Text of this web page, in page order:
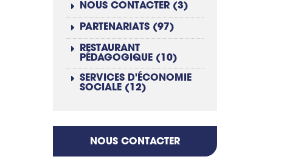
NOUS CONTACTER (3)
PARTENARIATS (97)
RESTAURANT
PÉDAGOGIQUE (10)
SERVICES D'ÉCONOMIE
SOCIALE (12)
NOUS CONTACTER